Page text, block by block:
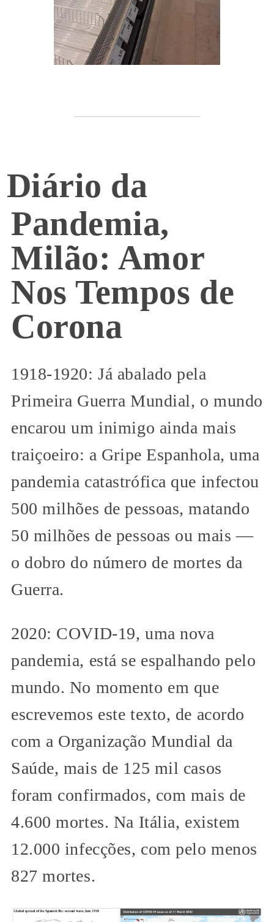
Diário da
Pandemia,
Milão: Amor
Nos Tempos de
Corona
1918-1920: Já abalado pela
Primeira Guerra Mundial, o mundo
encarou um inimigo ainda mais
traiçoeiro: a Gripe Espanhola, uma
pandemia catastrófica que infectou
500 milhões de pessoas, matando
50 milhões de pessoas ou mais —
o dobro do número de mortes da
Guerra.
2020: COVID-19, uma nova
pandemia, está se espalhando pelo
mundo. No momento em que
escrevemos este texto, de acordo
com a Organização Mundial da
Saúde, mais de 125 mil casos
foram confirmados, com mais de
4.600 mortes. Na Itália, existem
12.000 infecções, com pelo menos
827 mortes.